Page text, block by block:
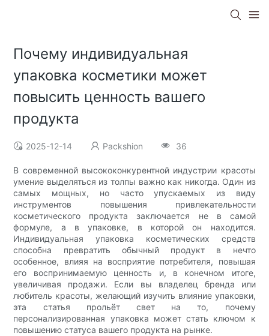
Почему индивидуальная
упаковка косметики может
повысить ценность вашего
продукта
2025-12-14 Packshion 36
В современной высококонкурентной индустрии красоты
умение выделяться из толпы важно как никогда. Один из
самых мощных, но часто упускаемых из виду
инструментов повышения привлекательности
косметического продукта заключается не в самой
формуле, а в упаковке, в которой он находится.
Индивидуальная упаковка косметических средств
способна превратить обычный продукт в нечто
особенное, влияя на восприятие потребителя, повышая
его воспринимаемую ценность и, в конечном итоге,
увеличивая продажи. Если вы владелец бренда или
любитель красоты, желающий изучить влияние упаковки,
эта статья прольёт свет на то, почему
персонализированная упаковка может стать ключом к
повышению статуса вашего продукта на рынке.